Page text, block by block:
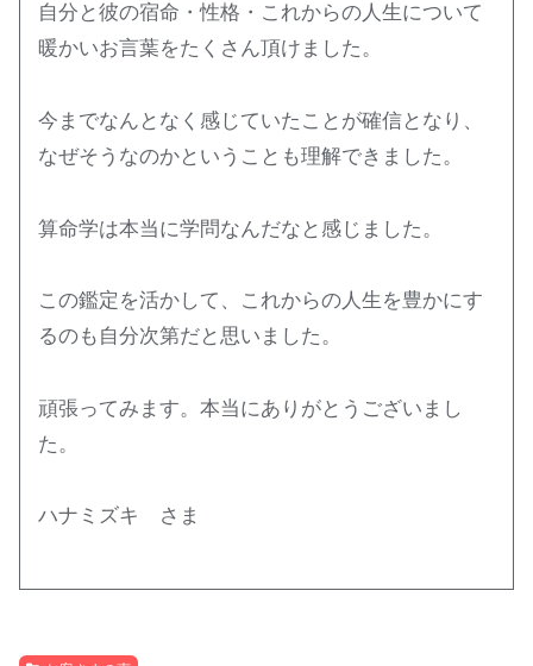
自分と彼の宿命・性格・これからの人生について
暖かいお言葉をたくさん頂けました。
今までなんとなく感じていたことが確信となり、
なぜそうなのかということも理解できました。
算命学は本当に学問なんだなと感じました。
この鑑定を活かして、これからの人生を豊かにす
るのも自分次第だと思いました。
頑張ってみます。本当にありがとうございまし
た。
ハナミズキ さま